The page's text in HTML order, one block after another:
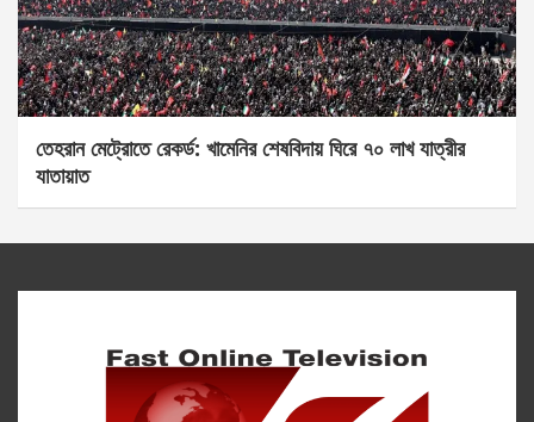
তেহরান মেট্রোতে রেকর্ড: খামেনির শেষবিদায় ঘিরে ৭০ লাখ যাত্রীর
যাতায়াত